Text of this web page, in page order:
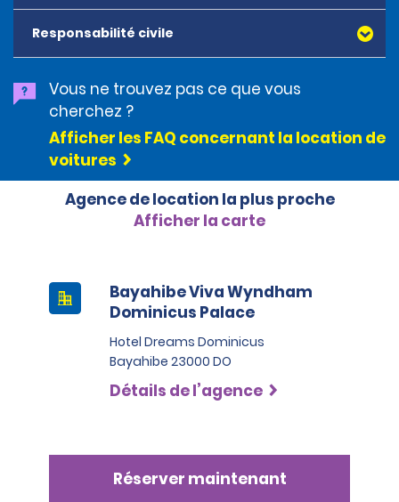
souscrire la protection CDW-TP avec preuve de
couverture et le pack de protection, il est responsable
du coût total des dommages causés au véhicule.
réservation de voyages en ligne tiers ne sera pas
acceptée en République dominicaine.
Responsabilité civile
Vous ne trouvez pas ce que vous
cherchez ?
Afficher les FAQ concernant la location de
voitures
Agence de location la plus proche
Afficher la carte
Bayahibe Viva Wyndham
Dominicus Palace
Hotel Dreams Dominicus
Bayahibe 23000 DO
Détails de l’agence
Réserver maintenant